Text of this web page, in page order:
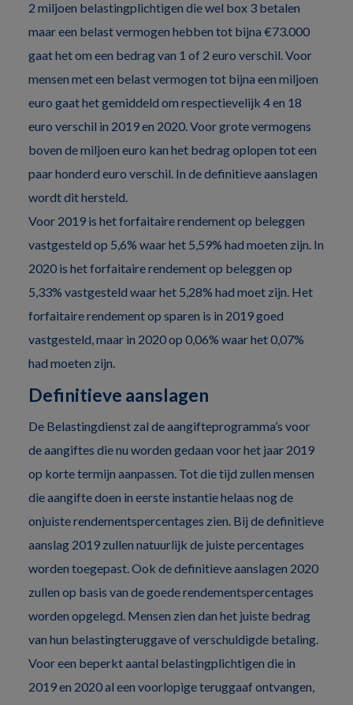
2 miljoen belastingplichtigen die wel box 3 betalen
maar een belast vermogen hebben tot bijna €73.000
gaat het om een bedrag van 1 of 2 euro verschil. Voor
mensen met een belast vermogen tot bijna een miljoen
euro gaat het gemiddeld om respectievelijk 4 en 18
euro verschil in 2019 en 2020. Voor grote vermogens
boven de miljoen euro kan het bedrag oplopen tot een
paar honderd euro verschil. In de definitieve aanslagen
wordt dit hersteld.
Voor 2019 is het forfaitaire rendement op beleggen
vastgesteld op 5,6% waar het 5,59% had moeten zijn. In
2020 is het forfaitaire rendement op beleggen op
5,33% vastgesteld waar het 5,28% had moet zijn. Het
forfaitaire rendement op sparen is in 2019 goed
vastgesteld, maar in 2020 op 0,06% waar het 0,07%
had moeten zijn.
Definitieve aanslagen
De Belastingdienst zal de aangifteprogramma’s voor
de aangiftes die nu worden gedaan voor het jaar 2019
op korte termijn aanpassen. Tot die tijd zullen mensen
die aangifte doen in eerste instantie helaas nog de
onjuiste rendementspercentages zien. Bij de definitieve
aanslag 2019 zullen natuurlijk de juiste percentages
worden toegepast. Ook de definitieve aanslagen 2020
zullen op basis van de goede rendementspercentages
worden opgelegd. Mensen zien dan het juiste bedrag
van hun belastingteruggave of verschuldigde betaling.
Voor een beperkt aantal belastingplichtigen die in
2019 en 2020 al een voorlopige teruggaaf ontvangen,